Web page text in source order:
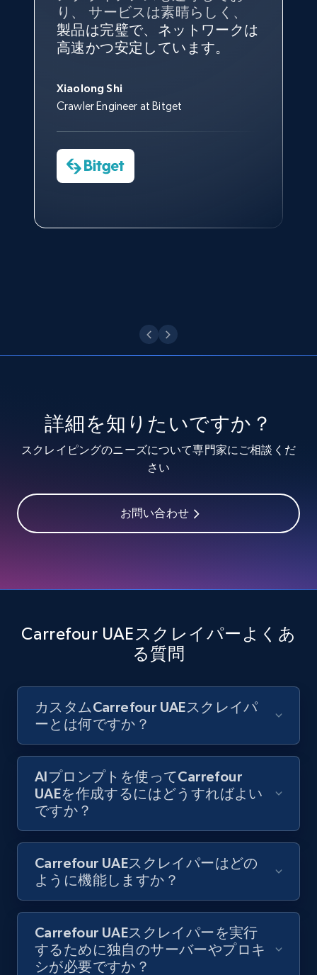
TikTok - Profiles - Discover by search URL
and country
engagement rate, Comment engagement rate,
Like engagement rate, Bio link, Predicted lang,
and more.
8.3K+ 963+
Youtube - Videos posts
Video length, Likes, Views, and more.
Youtube - Videos posts - Discover videos by
無料トライアル
keyword and then apply relevant video
filters
Video length, Likes, Views, and more.
8.1K+ 無料トライアル
Youtube - Videos posts - Collect YouTube
posts by hashtags
URL, Title, Youtuber, Youtuber md5, Video url,
Video length, Likes, Views, and more.
8.1K+ 716+
り、 サービスは素晴らしく、
製品は完璧で、ネットワークは
高速かつ安定しています。
Xiaolong Shi
Crawler Engineer at Bitget
は、ブランドがすべての媒体に
向けて紹介されたこと、またそ
の展開先を知りえることはでき
トなしでは急成長を遂げること
はできなかったでしょう。
Data Science Specialist
ず、また、Bright Dataのサポー
トなしでは急成長を遂げること
はできなかったでしょう。
Sarah Melville
Media Director at YouGov Sport
ものでした。Bright Dataのおか
げで、当社のニーズを満たすの
に十分な公開ウェブデータを収
サポートおよび開発スタッフの
おかげで、多くのプロセスを最
Charmagne Cruz
Head of Reporting & Analytics, Business
George Koutsoudopoulos
CEO at tgndata
今すぐ観る
変満足しています。アカウント
マネージャーとは定期的な連絡
ルートがあり、非常に協力的で
Yorgos Panzaris
CTO at Convert Group
で、ネットワークは非常に 安定
しており、 カスタマーサービス
にも満足しています。 サポート
す。
Cheddi Rai
CEO at AdRetreaver
詳細を知りたいですか？
スクレイピングのニーズについて専門家にご相談くだ
さい
お問い合わせ
Carrefour UAEスクレイパーよくあ
る質問
カスタムCarrefour UAEスクレイパ
ーとは何ですか？
AIプロンプトを使ってCarrefour
UAEを作成するにはどうすればよい
ですか？
Carrefour UAEスクレイパーはどの
ように機能しますか？
Carrefour UAEスクレイパーを実行
するために独自のサーバーやプロキ
シが必要ですか？